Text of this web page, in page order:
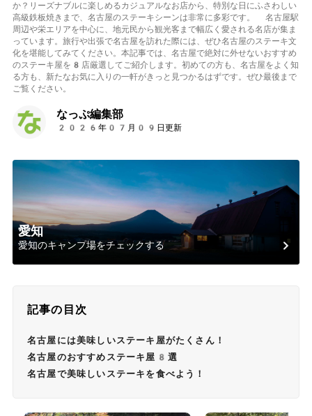
か？リーズナブルに楽しめるカジュアルなお店から、特別な日にふさわしい
高級鉄板焼きまで、名古屋のステーキシーンは非常に多彩です。 名古屋駅
周辺や栄エリアを中心に、地元民から観光客まで幅広く愛される名店が集ま
っています。旅行や出張で名古屋を訪れた際には、ぜひ名古屋のステーキ文
化を堪能してみてください。本記事では、名古屋で絶対に外せないおすすめ
のステーキ屋を8店厳選してご紹介します。初めての方も、名古屋をよく知
る方も、新たなお気に入りの一軒がきっと見つかるはずです。ぜひ最後まで
ご覧ください。
なっぷ編集部
2026年07月09日更新
愛知
愛知のキャンプ場をチェックする
記事の目次
名古屋には美味しいステーキ屋がたくさん！
名古屋のおすすめステーキ屋8選
名古屋で美味しいステーキを食べよう！